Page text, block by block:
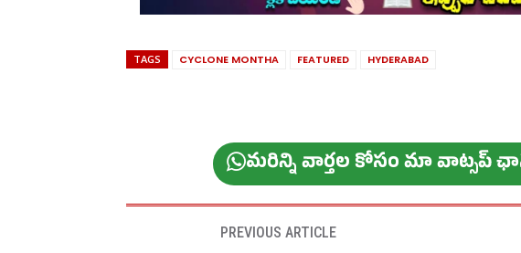
TAGS CYCLONE MONTHA FEATURED HYDERABAD
మ‌రిన్ని వార్త‌ల కోసం మా వాట్స‌ప్
PREVIOUS ARTICLE